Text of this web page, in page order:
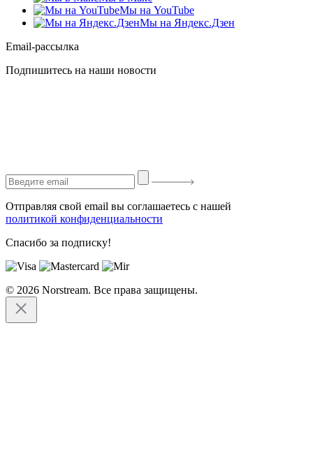
Мы на YouTube
Мы на Яндекс.Дзен
Email-рассылка
Подпишитесь на наши новости
Отправляя свой email вы соглашаетесь с нашей
политикой конфиденциальности
Спасибо за подписку!
© 2026 Norstream. Все права защищены.